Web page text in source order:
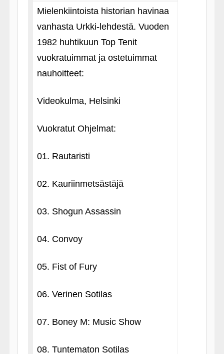
Mielenkiintoista historian havinaa
vanhasta Urkki-lehdestä. Vuoden
1982 huhtikuun Top Tenit
vuokratuimmat ja ostetuimmat
nauhoitteet:
Videokulma, Helsinki
Vuokratut Ohjelmat:
01. Rautaristi
02. Kauriinmetsästäjä
03. Shogun Assassin
04. Convoy
05. Fist of Fury
06. Verinen Sotilas
07. Boney M: Music Show
08. Tuntematon Sotilas